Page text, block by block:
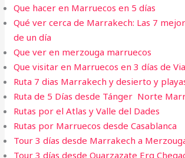
Que hacer en Marruecos en 5 días
Qué ver cerca de Marrakech: Las 7
de un día
Que ver en merzouga marruecos
Que visitar en Marruecos en 3 días de
Ruta 7 dias Marrakech y desierto y
Ruta de 5 Días desde Tánger Norte
Rutas por el Atlas y Valle del Dades
Rutas por Marruecos desde Casablanca
Tour 3 días desde Marrakech a
Tour 3 días desde Ouarzazate Erg